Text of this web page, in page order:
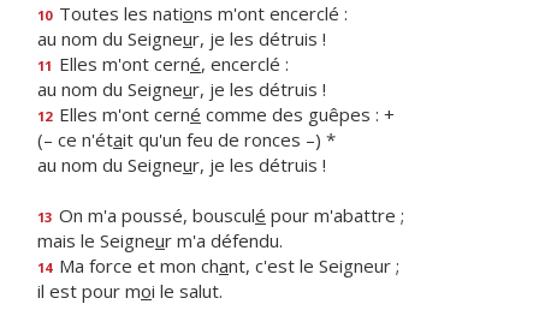
10 Toutes les nations m'ont encerclé :
au nom du Seigneur, je les détruis !
11 Elles m'ont cerné, encerclé :
au nom du Seigneur, je les détruis !
12 Elles m'ont cerné comme des guêpes : +
(– ce n'était qu'un feu de ronces –) *
au nom du Seigneur, je les détruis !
13 On m'a poussé, bousculé pour m'abattre ;
mais le Seigneur m'a défendu.
14 Ma force et mon chant, c'est le Seigneur ;
il est pour moi le salut.